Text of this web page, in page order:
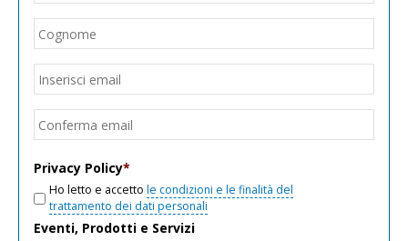
Email
Privacy Policy*
Ho letto e accetto le condizioni e le finalità del
trattamento dei dati personali
Eventi, Prodotti e Servizi